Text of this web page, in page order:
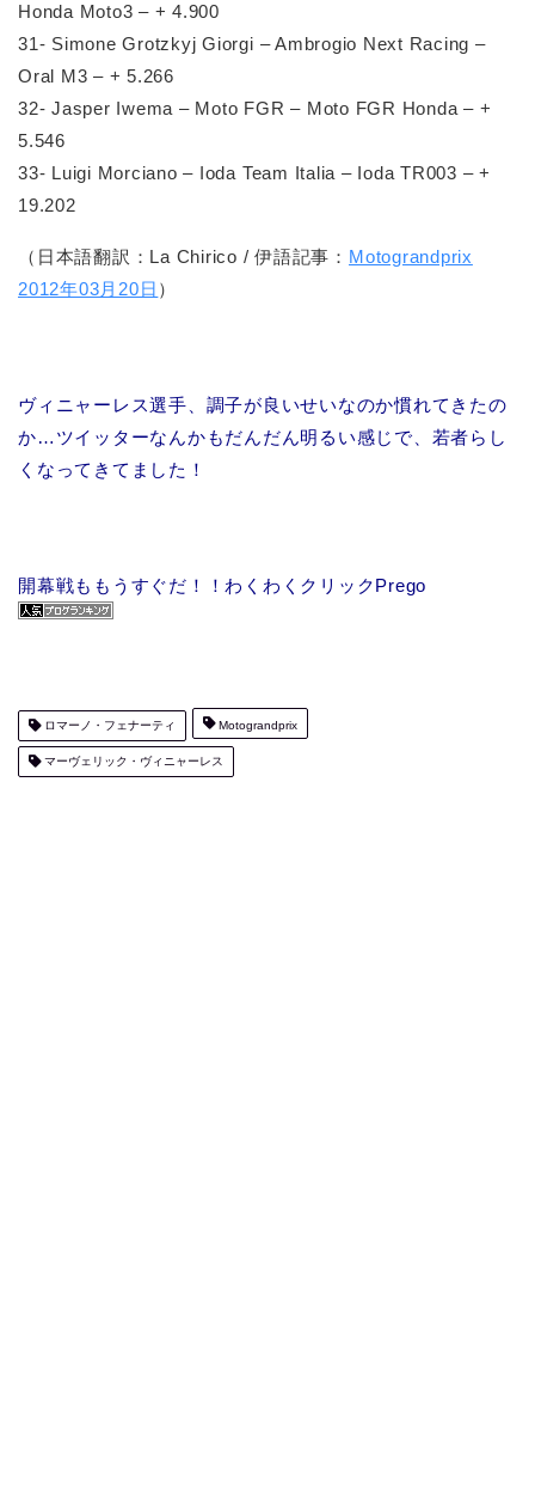
Honda Moto3 – + 4.900
31- Simone Grotzkyj Giorgi – Ambrogio Next Racing –
Oral M3 – + 5.266
32- Jasper Iwema – Moto FGR – Moto FGR Honda – +
5.546
33- Luigi Morciano – Ioda Team Italia – Ioda TR003 – +
19.202
（日本語翻訳：La Chirico / 伊語記事： Motograndprix
2012年03月20日 ）
ヴィニャーレス選手、調子が良いせいなのか慣れてきたの
か…ツイッターなんかもだんだん明るい感じで、若者らし
くなってきてました！
開幕戦ももうすぐだ！！わくわくクリックPrego
ロマーノ・フェナーティ Motograndprix
マーヴェリック・ヴィニャーレス